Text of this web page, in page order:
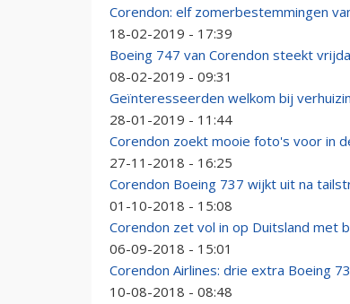
Corendon: elf zomerbestemmingen
18-02-2019 - 17:39
Boeing 747 van Corendon steekt
08-02-2019 - 09:31
Geïnteresseerden welkom bij
28-01-2019 - 11:44
Corendon zoekt mooie foto's voor in
27-11-2018 - 16:25
Corendon Boeing 737 wijkt uit na
01-10-2018 - 15:08
Corendon zet vol in op Duitsland met
06-09-2018 - 15:01
Corendon Airlines: drie extra Boeing
10-08-2018 - 08:48